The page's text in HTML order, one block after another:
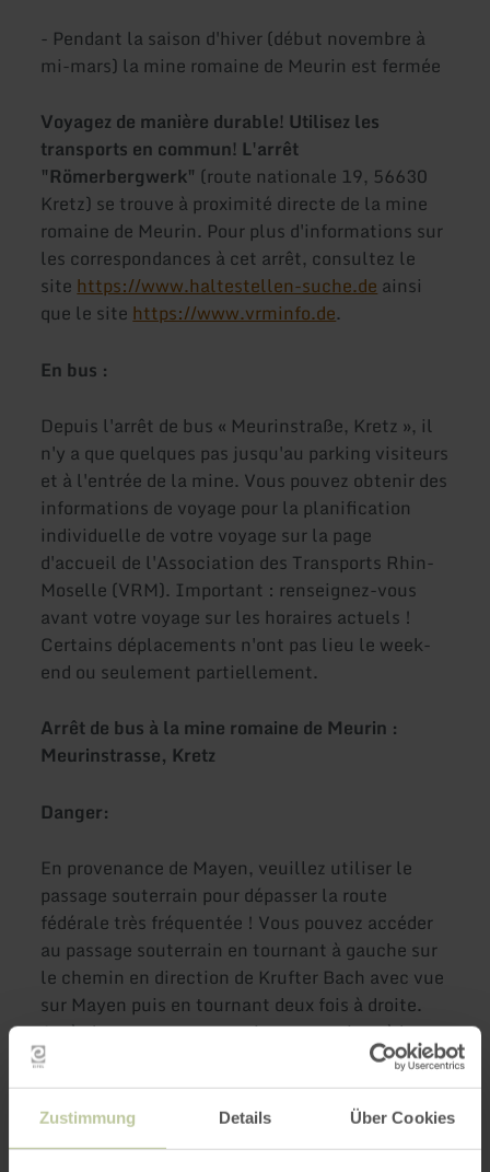
Zustimmung Details Über Cookies
- Pendant la saison d'hiver (début novembre à
mi-mars) la mine romaine de Meurin est fermée
Voyagez de manière durable! Utilisez les
transports en commun! L'arrêt
"Römerbergwerk" (route nationale 19, 56630
Kretz) se trouve à proximité directe de la mine
romaine de Meurin. Pour plus d'informations sur
les correspondances à cet arrêt, consultez le
sitehttps://www.haltestellen-suche.deainsi
que le sitehttps://www.vrminfo.de.
En bus :
Depuis l'arrêt de bus « Meurinstraße, Kretz », il
n'y a que quelques pas jusqu'au parking visiteurs
et à l'entrée de la mine. Vous pouvez obtenir des
informations de voyage pour la planification
individuelle de votre voyage sur la page
d'accueil de l'Association des Transports Rhin-
Moselle (VRM). Important : renseignez-vous
avant votre voyage sur les horaires actuels !
Certains déplacements n'ont pas lieu le week-
end ou seulement partiellement.
Arrêt de bus à la mine romaine de Meurin :
Meurinstrasse, Kretz
Danger:
En provenance de Mayen, veuillez utiliser le
passage souterrain pour dépasser la route
fédérale très fréquentée ! Vous pouvez accéder
au passage souterrain en tournant à gauche sur
le chemin en direction de Krufter Bach avec vue
sur Mayen puis en tournant deux fois à droite.
Après le passage souterrain, vous arrivez à la
Mühlenstrasse. Tourner à droite, puis continuer
tout droit au carrefour et suivre le chemin
jusqu'à la mine romaine.